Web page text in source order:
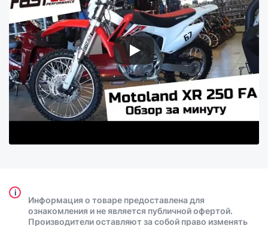
i
Информация о товаре предоставлена для
ознакомления и не является публичной офертой.
Производители оставляют за собой право изменять